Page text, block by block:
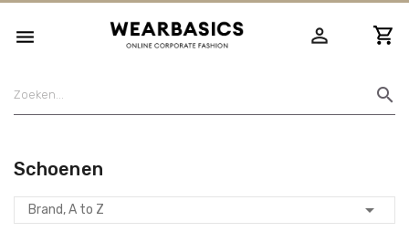
 person_outline
search
Schoenen
Brand, A to Z 